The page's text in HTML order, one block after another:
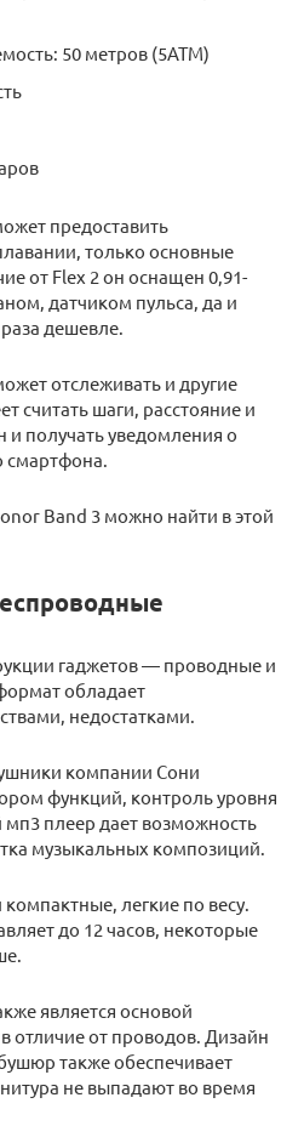
50 метров (5ATM)
предоставить
только основные
от Flex 2 он оснащен 0,91-
датчиком пульса, да и
дешевле.
отслеживать и другие
считать шаги, расстояние и
и получать уведомления о
смартфона.
Band 3 можно найти в этой
гаджетов — проводные и
обладает
недостатками.
компании Сони
функций, контроль уровня
мп3 плеер дает возможность
музыкальных композиций.
легкие по весу.
до 12 часов, некоторые
является основой
отличие от проводов. Дизайн
также обеспечивает
не выпадают во время